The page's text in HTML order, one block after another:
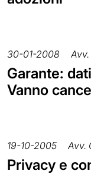
30-01-2008
Garante:
Vanno
19-10-2005 Avv.
Privacy e